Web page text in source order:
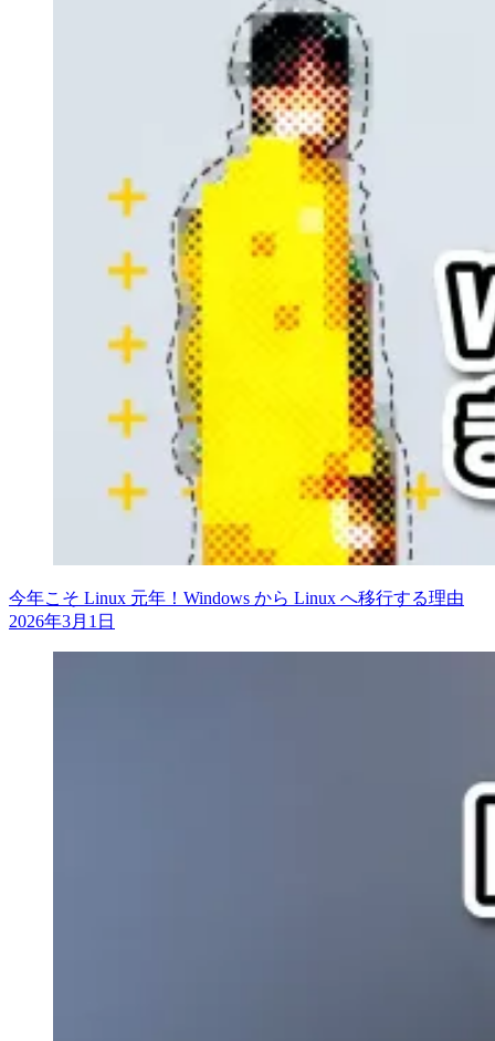
今年こそ Linux 元年！Windows から Linux へ移行する理由
2026年3月1日